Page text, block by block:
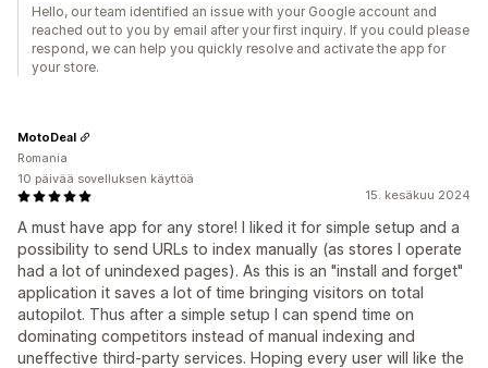
Hello, our team identified an issue with your Google account and
reached out to you by email after your first inquiry. If you could please
respond, we can help you quickly resolve and activate the app for
your store.
15. kesäkuu 2024
A must have app for any store! I liked it for simple setup and a
possibility to send URLs to index manually (as stores I operate
had a lot of unindexed pages). As this is an "install and forget"
application it saves a lot of time bringing visitors on total
autopilot. Thus after a simple setup I can spend time on
dominating competitors instead of manual indexing and
uneffective third-party services. Hoping every user will like the
MotoDeal
Romania
10 päivää sovelluksen käyttöä